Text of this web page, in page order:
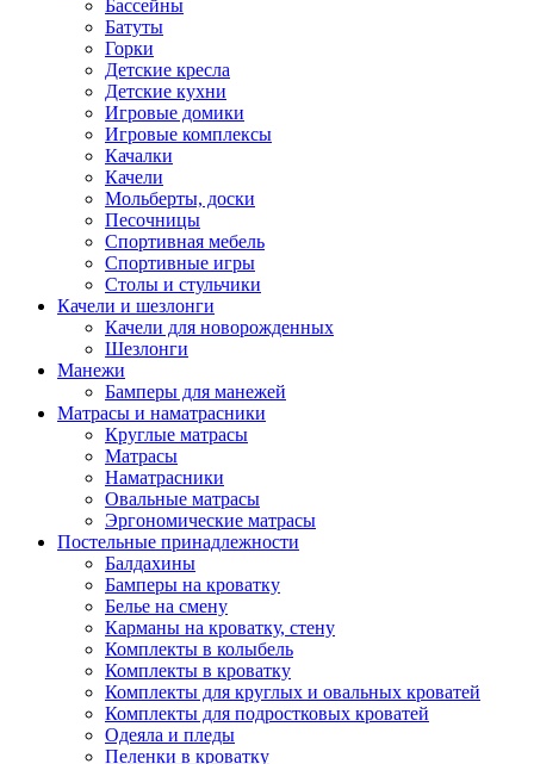
Бассейны
Батуты
Горки
Детские кресла
Детские кухни
Игровые домики
Игровые комплексы
Качалки
Качели
Мольберты, доски
Песочницы
Спортивная мебель
Спортивные игры
Столы и стульчики
Качели и шезлонги
Качели для новорожденных
Шезлонги
Манежи
Бамперы для манежей
Матрасы и наматрасники
Круглые матрасы
Матрасы
Наматрасники
Овальные матрасы
Эргономические матрасы
Постельные принадлежности
Балдахины
Бамперы на кроватку
Белье на смену
Карманы на кроватку, стену
Комплекты в колыбель
Комплекты в кроватку
Комплекты для круглых и овальных кроватей
Комплекты для подростковых кроватей
Одеяла и пледы
Пеленки в кроватку